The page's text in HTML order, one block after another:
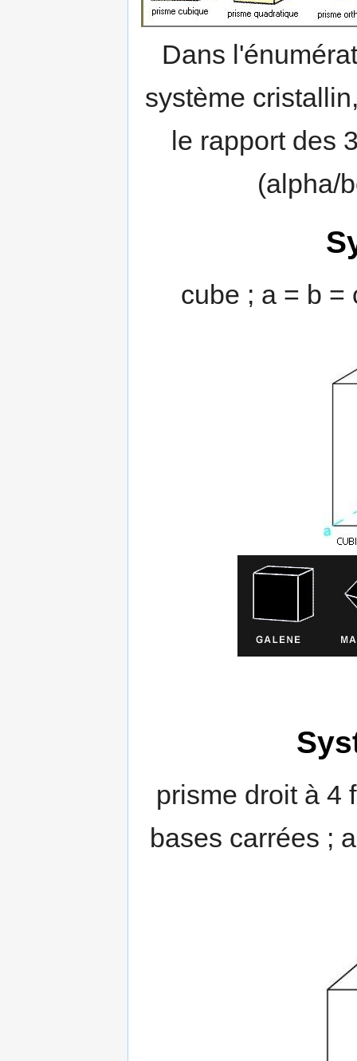
Dans
système
le rapport des
(alpha/
cube ; a = b =
prisme droit à 4
bases carrées ;